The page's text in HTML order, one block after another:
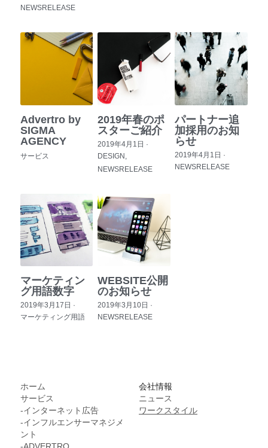
NEWSRELEASE
Advertro by
SIGMA
AGENCY
サービス
2019年春のポ
スターご紹介
2019年4月1日 ·
DESIGN,
NEWSRELEASE
パートナー追
加採用のお知
らせ
2019年4月1日 ·
NEWSRELEASE
マーケティン
グ用語数字
2019年3月17日 ·
マーケティング用語
WEBSITE公開
のお知らせ
2019年3月10日 ·
NEWSRELEASE
ホーム
サービス
-インターネット広告
-インフルエンサーマネジメ
ント
会社情報
ニュース
ワークスタイル